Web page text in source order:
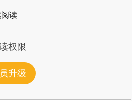
阅读
权限
升级